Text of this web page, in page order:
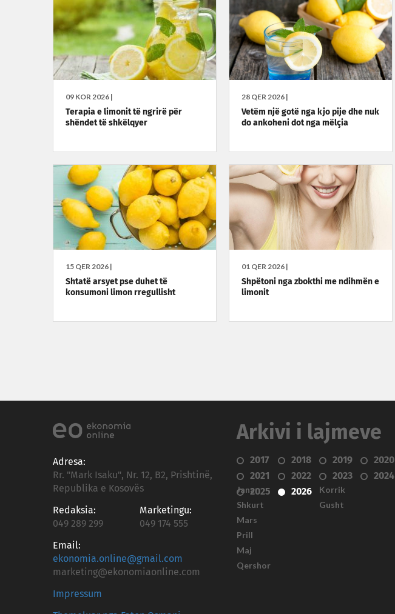
09 KOR 2026 |
Terapia e limonit të ngrirë për
shëndet të shkëlqyer
28 QER 2026 |
Vetëm një gotë nga kjo pije dhe nuk
do ankoheni dot nga mëlçia
15 QER 2026 |
Shtatë arsyet pse duhet të
konsumoni limon rregullisht
01 QER 2026 |
Shpëtoni nga zbokthi me ndihmën e
limonit
Adresa:
Rr. "Mark Isaku", Nr. 12, B2, Prishtinë,
Republika e Kosovës
Redaksia:
049 289 299
Marketingu:
049 174 555
Email:
ekonomia.online@gmail.com
marketing@ekonomiaonline.com
Impressum
Arkivi i lajmeve
2017 2018 2019
2020
2021
2022 2023
2024
2025
2026
Janar
Shkurt
Mars
Prill
Maj
Qershor
Korrik
Gusht